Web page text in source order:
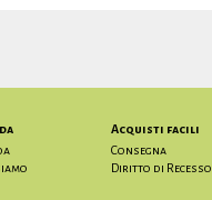
Acquisti facili
Consegna
Diritto di Recesso